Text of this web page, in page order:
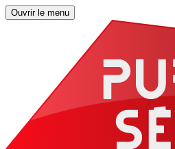
Ouvrir le menu